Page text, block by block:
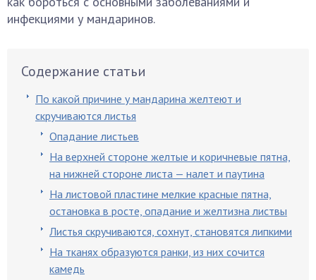
инфекциями у мандаринов.
Содержание статьи
По какой причине у мандарина желтеют и
скручиваются листья
Опадание листьев
На верхней стороне желтые и коричневые пятна,
на нижней стороне листа — налет и паутина
На листовой пластине мелкие красные пятна,
остановка в росте, опадание и желтизна листвы
Листья скручиваются, сохнут, становятся липкими
На тканях образуются ранки, из них сочится
камедь